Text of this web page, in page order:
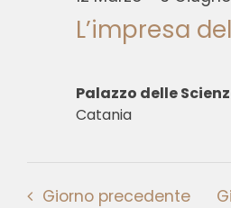
L’impresa
Palazzo delle
Catania
Giorno precedente